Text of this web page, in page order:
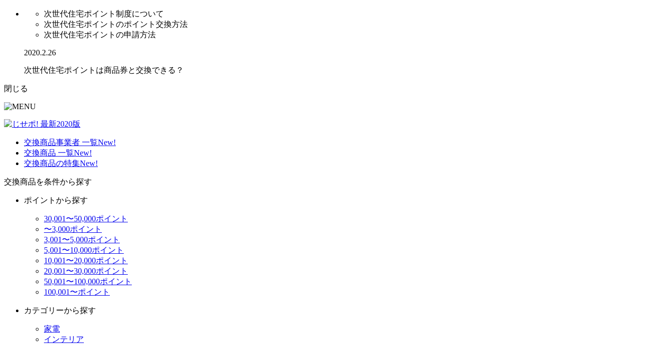
次世代住宅ポイント制度について
次世代住宅ポイントのポイント交換方法
次世代住宅ポイントの申請方法
2020.2.26
次世代住宅ポイントは商品券と交換できる？
閉じる
交換商品事業者 一覧New!
交換商品 一覧New!
交換商品の特集New!
交換商品を条件から探す
ポイントから探す
30,001〜50,000ポイント
〜3,000ポイント
3,001〜5,000ポイント
5,001〜10,000ポイント
10,001〜20,000ポイント
20,001〜30,000ポイント
50,001〜100,000ポイント
100,001〜ポイント
カテゴリーから探す
家電
インテリア